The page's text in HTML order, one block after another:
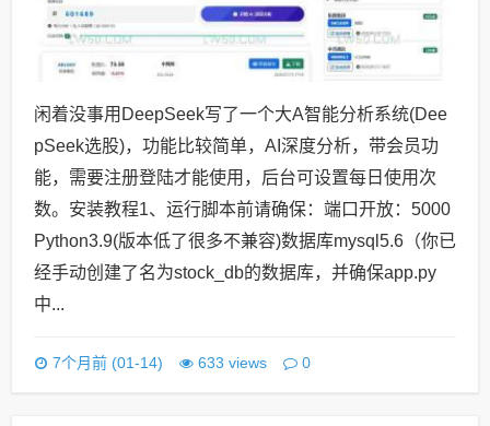
闲着没事用DeepSeek写了一个大A智能分析系统(Dee
pSeek选股)，功能比较简单，AI深度分析，带会员功
能，需要注册登陆才能使用，后台可设置每日使用次
数。安装教程1、运行脚本前请确保：端口开放：5000
Python3.9(版本低了很多不兼容)数据库mysql5.6（你已
经手动创建了名为stock_db的数据库，并确保app.py
中...
7个月前 (01-14) 633 views 0